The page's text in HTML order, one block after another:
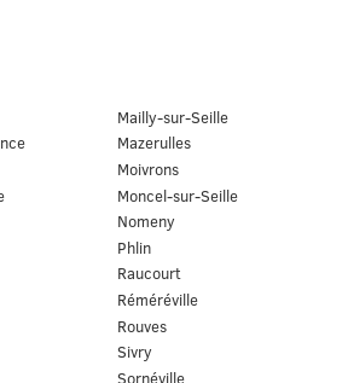
Mailly-sur-Seille
Mazerulles
Moivrons
Moncel-sur-Seille
Nomeny
Phlin
Raucourt
Réméréville
Rouves
Sivry
Sornéville